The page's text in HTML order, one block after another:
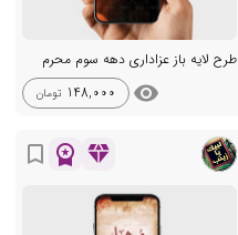
طرح لایه باز عزاداری دهه سوم محرم
visibility
148,000 تومان
diamond
workspace_premium
bookmark_border